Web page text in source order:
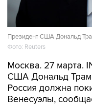
Президент США Дональд
Фото: Reuters
Москва. 27 марта.
США Дональд
Россия должна
Венесуэлы,